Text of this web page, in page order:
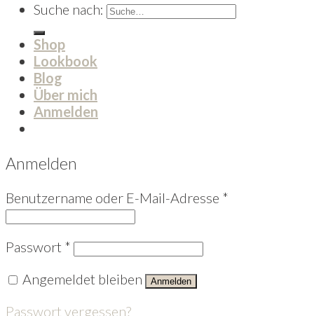
Suche nach:
Shop
Lookbook
Blog
Über mich
Anmelden
Anmelden
Benutzername oder E-Mail-Adresse *
Passwort *
Angemeldet bleiben
Anmelden
Passwort vergessen?